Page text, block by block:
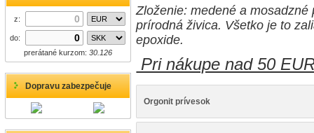
z:
do:
prerátané kurzom: 30.126
Dopravu zabezpečuje
Zloženie: medené a
prírodná živica. Všetko je to
epoxide.
Pri nákupe nad 50
Orgonit prívesok